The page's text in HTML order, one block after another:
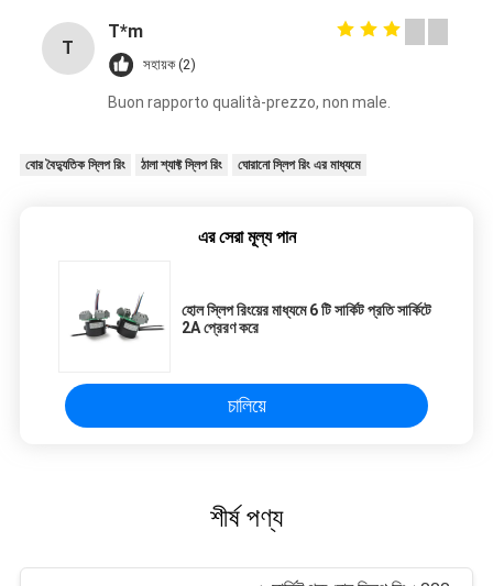
T
T*m
সহায়ক (2)
Buon rapporto qualità-prezzo, non male.
বোর বৈদ্যুতিক স্লিপ রিং ঠালা শ্যাফ্ট স্লিপ রিং ঘোরানো স্লিপ রিং এর মাধ্যমে
এর সেরা মূল্য পান
হোল স্লিপ রিংয়ের মাধ্যমে 6 টি সার্কিট প্রতি সার্কিটে
2A প্রেরণ করে
চালিয়ে
শীর্ষ পণ্য